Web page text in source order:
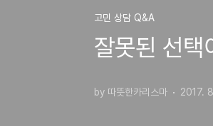
고민 상담 Q&A
잘못된 선택
by 따뜻한카리스마 2017.